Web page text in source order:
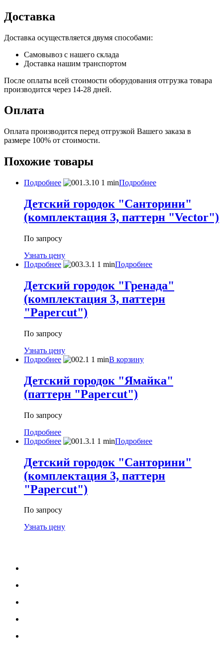
Доставка
Доставка осуществляется двумя способами:
Самовывоз с нашего склада
Доставка нашим транспортом
После оплаты всей стоимости оборудования отгрузка товара
производится через 14-28 дней.
Оплата
Оплата производится перед отгрузкой Вашего заказа в
размере 100% от стоимости.
Похожие товары
Подробнее Подробнее
Детский городок "Санторини"
(комплектация 3, паттерн "Vector")
По запросу
Узнать цену
Подробнее
Подробнее
Детский городок "Гренада"
(комплектация 3, паттерн
"Papercut")
По запросу
Узнать цену
Подробнее
В корзину
Детский городок "Ямайка"
(паттерн "Papercut")
По запросу
Подробнее
Подробнее
Подробнее
Детский городок "Санторини"
(комплектация 3, паттерн
"Papercut")
По запросу
Узнать цену